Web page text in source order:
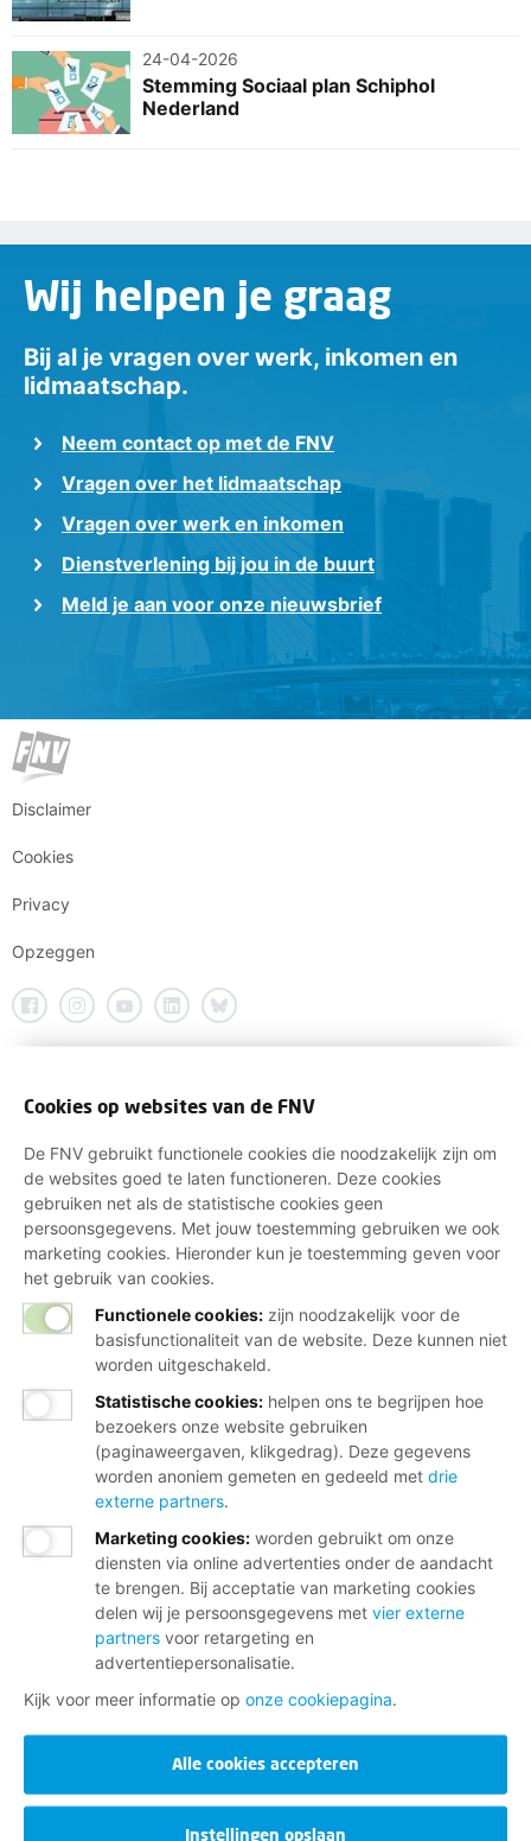
24-04-2026
Stemming Sociaal plan Schiphol
Nederland
Wij helpen je graag
Bij al je vragen over werk, inkomen en
lidmaatschap.
Neem contact op met de FNV
Vragen over het lidmaatschap
Vragen over werk en inkomen
Dienstverlening bij jou in de buurt
Meld je aan voor onze nieuwsbrief
Disclaimer
Cookies
Privacy
Opzeggen
Cookies op websites van de FNV
De FNV gebruikt functionele cookies die noodzakelijk zijn om
de websites goed te laten functioneren. Deze cookies
gebruiken net als de statistische cookies geen
persoonsgegevens. Met jouw toestemming gebruiken we ook
marketing cookies. Hieronder kun je toestemming geven voor
het gebruik van cookies.
Functionele cookies: zijn noodzakelijk voor de
basisfunctionaliteit van de website. Deze kunnen niet
worden uitgeschakeld.
Statistische cookies: helpen ons te begrijpen hoe
bezoekers onze website gebruiken
(paginaweergaven, klikgedrag). Deze gegevens
worden anoniem gemeten en gedeeld met drie
externe partners.
Marketing cookies: worden gebruikt om onze
diensten via online advertenties onder de aandacht
te brengen. Bij acceptatie van marketing cookies
delen wij je persoonsgegevens met vier externe
partners voor retargeting en
advertentiepersonalisatie.
Kijk voor meer informatie op onze cookiepagina.
Alle cookies accepteren
Instellingen opslaan